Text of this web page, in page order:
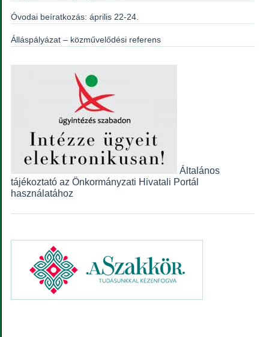
Óvodai beíratkozás: április 22-24.
Álláspályázat – közművelődési referens
Általános
tájékoztató az Önkormányzati Hivatali Portál
használatához